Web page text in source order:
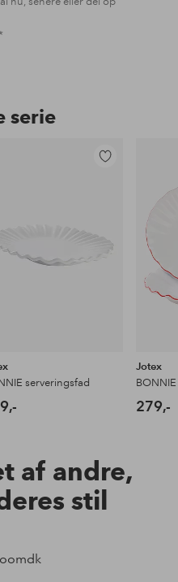
serie
serveringsfad
Jotex
279,-
af andre,
stil